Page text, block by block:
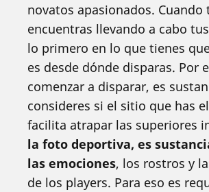
novatos apasionados. Cuando
encuentras llevando a cabo
lo primero en lo que tienes
es desde dónde disparas. Por
comenzar a disparar, es
consideres si el sitio que has
facilita atrapar las superiores
la foto deportiva, es
las emociones, los rostros y
de los players. Para eso es